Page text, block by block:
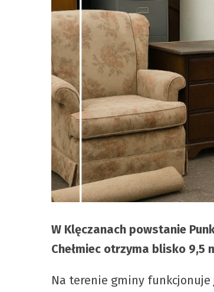
W Klęczanach powstanie
Chełmiec otrzyma blisko 9,5
Na terenie gminy funkcjonuje